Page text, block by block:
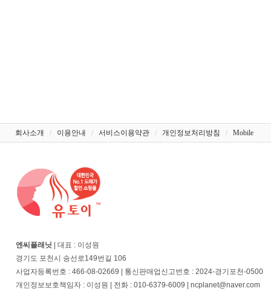
회사소개 / 이용안내 / 서비스이용약관 / 개인정보처리방침 / Mobile
엔씨플래닛 | 대표 : 이성원
경기도 포천시 송선로149번길 106
사업자등록번호 : 466-08-02669 | 통신판매업신고번호 : 2024-경기포천-0500
개인정보보호책임자 : 이성원 | 전화 : 010-6379-6009 | ncplanet@naver.com